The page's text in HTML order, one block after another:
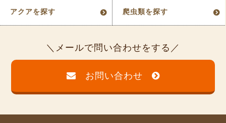
アクアを探す 爬虫類を探す
メールで問い合わせをする
お問い合わせ